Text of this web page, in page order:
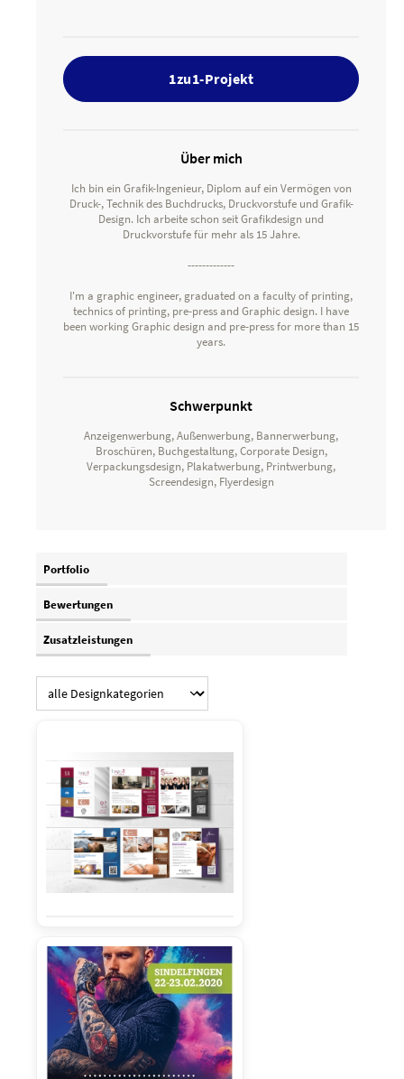
1zu1-Projekt
Über mich
Ich bin ein Grafik-Ingenieur, Diplom auf ein Vermögen von
Druck-, Technik des Buchdrucks, Druckvorstufe und Grafik-
Design. Ich arbeite schon seit Grafikdesign und
Druckvorstufe für mehr als 15 Jahre.
-------------
I'm a graphic engineer, graduated on a faculty of printing,
technics of printing, pre-press and Graphic design. I have
been working Graphic design and pre-press for more than 15
years.
Schwerpunkt
Anzeigenwerbung, Außenwerbung, Bannerwerbung,
Broschüren, Buchgestaltung, Corporate Design,
Verpackungsdesign, Plakatwerbung, Printwerbung,
Screendesign, Flyerdesign
Portfolio
Bewertungen
Zusatzleistungen